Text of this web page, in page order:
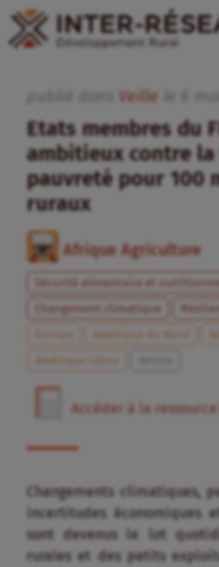
Veille
Etats membres du
ambitieux contre
pauvreté pour 100
ruraux
Afrique Agriculture
Sécurité alimentaire et
Changement climatique
Europe
Amérique du Nord
Amérique latine
Accéder à la ressource
Changements climatiques,
incertitudes économiques
sont devenus le lot
rurales et des petits